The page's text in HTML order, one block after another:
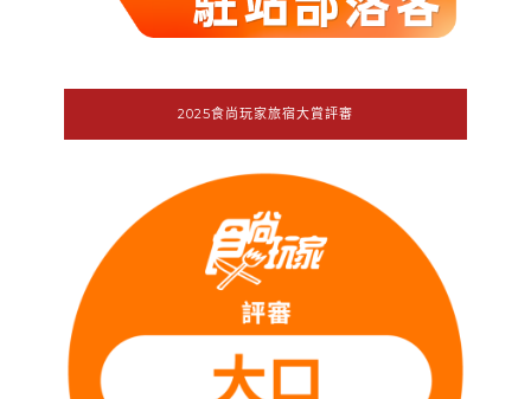
2025食尚玩家旅宿大賞評審